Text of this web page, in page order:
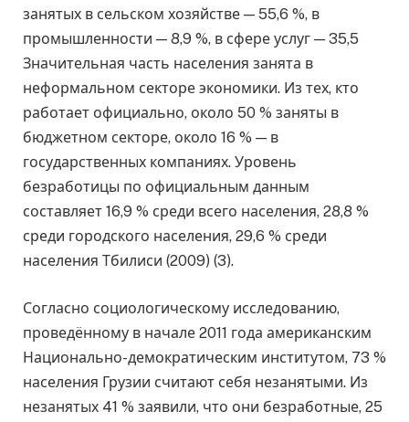
занятых в сельском хозяйстве — 55,6 %, в
промышленности — 8,9 %, в сфере услуг — 35,5
Значительная часть населения занята в
неформальном секторе экономики. Из тех, кто
работает официально, около 50 % заняты в
бюджетном секторе, около 16 % — в
государственных компаниях. Уровень
безработицы по официальным данным
составляет 16,9 % среди всего населения, 28,8 %
среди городского населения, 29,6 % среди
населения Тбилиси (2009) (3).
Согласно социологическому исследованию,
проведённому в начале 2011 года американским
Национально-демократическим институтом, 73 %
населения Грузии считают себя незанятыми. Из
незанятых 41 % заявили, что они безработные, 25